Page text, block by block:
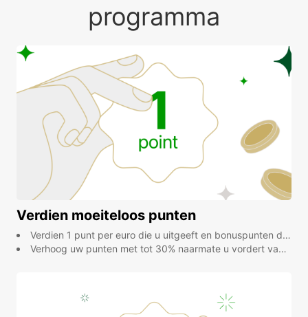
programma
Verdien moeiteloos punten
Verdien 1 punt per euro die u uitgeeft en bonuspunten dankzij de extra's Verhoog uw punten met tot 30% naarmate u vordert in de niveaus
Verhoog uw punten met tot 30% naarmate u vordert van niveau!